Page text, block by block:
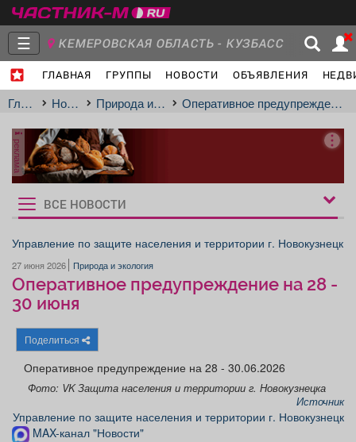
☰ КЕМЕРОВСКАЯ ОБЛАСТЬ - КУЗБАСС
ГЛАВНАЯ ГРУППЫ НОВОСТИ ОБЪЯВЛЕНИЯ
Главная
Объявления Недвижимость Услуги
Работа
Афиша Обучение Проекты
Главная Новости Природа и экология Оперативное предупреждение на 28 - 30 июня
реклама
Рукбрики
новостей
ВСЕ НОВОСТИ
Управление по защите населения и территории г. Новокузнецк
27 июня 2026 Природа и экология
Оперативное предупреждение на 28 -
30 июня
Поделиться
Оперативное предупреждение на 28 - 30.06.2026
Фото: VK Защита населения и территории г. Новокузнецка
Источник
Управление по защите населения и территории г. Новокузнецк
MAX-канал "Новости"